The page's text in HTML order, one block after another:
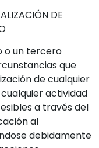
DE
o un tercero
que
de cualquier
actividad
a través del
al
debidamente